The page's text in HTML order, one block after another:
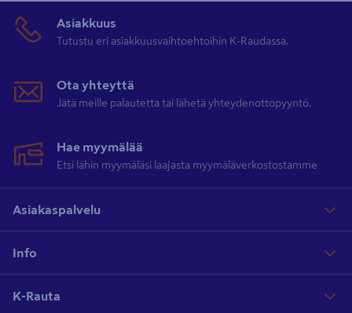
Asiakkuus
Tutustu eri asiakkuusvaihtoehtoihin K-Raudassa.
Ota yhteyttä
Jätä meille palautetta tai lähetä yhteydenottopyyntö.
Hae myymälää
Etsi lähin myymäläsi laajasta myymäläverkostostamme
Asiakaspalvelu
Info
K-Rauta